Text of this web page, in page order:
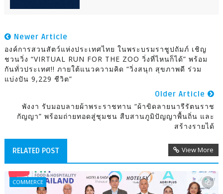
Newer Article
องค์การสวนสัตว์แห่งประเทศไทย ในพระบรมราชูปถัมภ์ เชิญ
ชวนวิ่ง “VIRTUAL RUN FOR THE ZOO วิ่งที่ไหนก็ได้” พร้อม
กันทั่วประเทศ!! ภายใต้แนวความคิด “วิ่งสนุก สุขภาพดี ร่วม
แบ่งปัน 9,229 ชีวิต”
Older Article
พังงา รับมอบลายผ้าพระราชทาน “ผ้าขิดลายนารีรัตนราช
กัญญา” พร้อมถ่ายทอดสู่ชุมชน สืบสานภูมิปัญญาพื้นถิ่น และ
สร้างรายได้
RELATED POST View More
COMMERCE